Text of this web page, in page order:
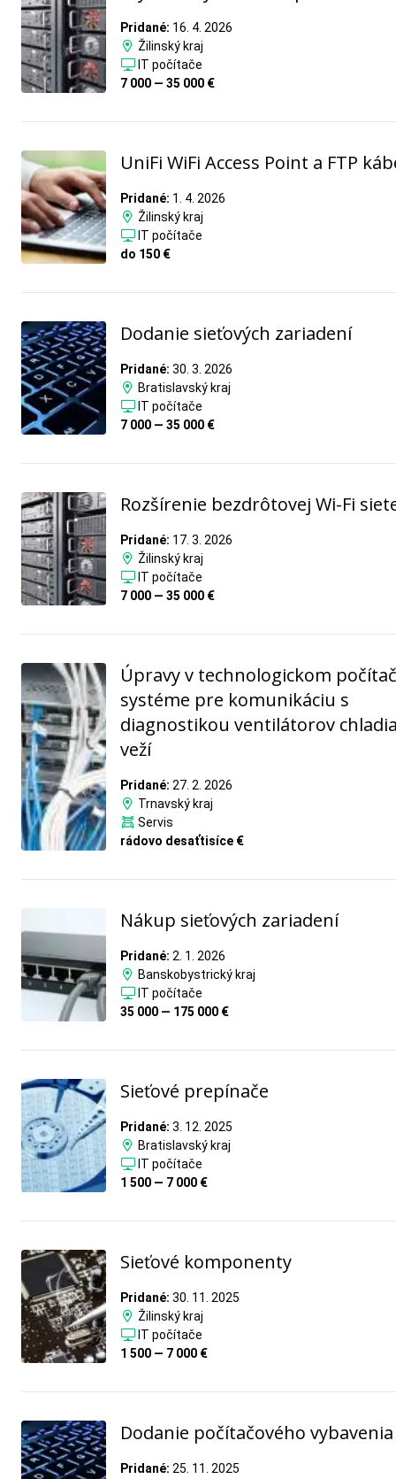
Pridané: 16. 4. 2026
Žilinský kraj
IT počítače
7 000 — 35 000 €
UniFi WiFi Access Point a FTP
Pridané: 1. 4. 2026
Žilinský kraj
IT počítače
do 150 €
Dodanie sieťových zariadení
Pridané: 30. 3. 2026
Bratislavský kraj
IT počítače
7 000 — 35 000 €
Rozšírenie bezdrôtovej Wi-Fi
Pridané: 17. 3. 2026
Žilinský kraj
IT počítače
7 000 — 35 000 €
Úpravy v technologickom
systéme pre komunikáciu s
diagnostikou ventilátorov
veží
Pridané: 27. 2. 2026
Trnavský kraj
Servis
rádovo desaťtisíce €
Nákup sieťových zariadení
Pridané: 2. 1. 2026
Banskobystrický kraj
IT počítače
35 000 — 175 000 €
Sieťové prepínače
Pridané: 3. 12. 2025
Bratislavský kraj
IT počítače
1 500 — 7 000 €
Sieťové komponenty
Pridané: 30. 11. 2025
Žilinský kraj
IT počítače
1 500 — 7 000 €
Dodanie počítačového vybavenia
Pridané: 25. 11. 2025